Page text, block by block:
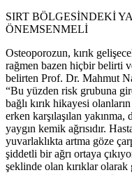
SIRT BÖLGESİNDEKİ
ÖNEMSENMELİ
Osteoporozun, kırık
rağmen bazen hiçbir belirti
belirten Prof. Dr. Mahmut
“Bu yüzden risk grubuna
bağlı kırık hikayesi
erken karşılaşılan
yaygın kemik ağrısıdır.
yuvarlaklıkta artma göze
şiddetli bir ağrı ortaya
şeklinde olan kırıklar